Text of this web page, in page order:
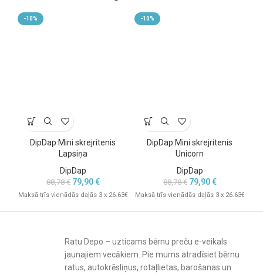
-10%
DipDap Mini skrejritenis
Lapsiņa
DipDap
88,78€ 79,90€
Maksā trīs vienādās daļās 3 x 26.63€
-10%
DipDap Mini skrejritenis
Unicorn
DipDap
88,78€ 79,90€
Maksā trīs vienādās daļās 3 x 26.63€
Ratu Depo – uzticams bērnu preču e-veikals
jaunajiem vecākiem. Pie mums atradīsiet bērnu
ratus, autokrēsliņus, rotaļlietas, barošanas un